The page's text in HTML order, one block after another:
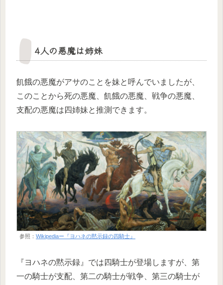
4人の悪魔は姉妹
飢餓の悪魔がアサのことを妹と呼んでいましたが、
このことから死の悪魔、飢餓の悪魔、戦争の悪魔、
支配の悪魔は四姉妹と推測できます。
参照： Wikipediaー『ヨハネの黙示録の四騎士』
『ヨハネの黙示録』では四騎士が登場しますが、第
一の騎士が支配、第二の騎士が戦争、第三の騎士が